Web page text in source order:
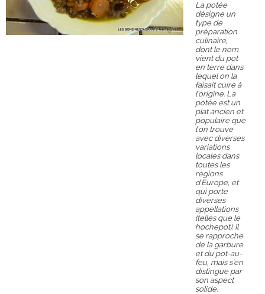
La potée
désigne un
type de
préparation
culinaire,
dont le nom
vient du pot
en terre dans
lequel on la
faisait cuire à
l'origine. La
potée est un
plat ancien et
populaire que
l'on trouve
avec diverses
variations
locales dans
toutes les
régions
d'Europe, et
qui porte
diverses
appellations
(telles que le
hochepot). Il
se rapproche
de la garbure
et du pot-au-
feu, mais s'en
distingue par
son aspect
solide.